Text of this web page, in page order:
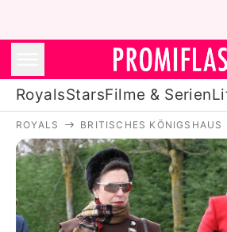
RoyalsStarsFilme & Serien
Royals
Stars
Filme & Serien
ROYALS BRITISCHES KÖNIGSHAUS